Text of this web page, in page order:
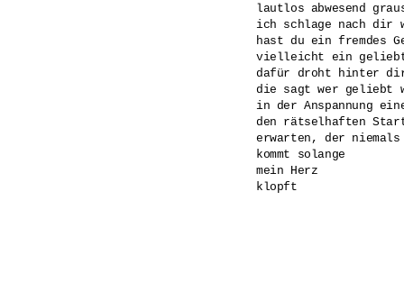
lautlos abwesend
ich schlage nach dir
hast du ein fremdes
vielleicht ein
dafür droht hinter
die sagt wer geliebt
in der Anspannung
den rätselhaften
erwarten, der
kommt solange
mein Herz
klopft